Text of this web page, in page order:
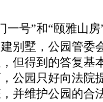
一号”和“颐雅山
墅，公园管委
但得到的答复基
公园只好向法院
并维护公园的合